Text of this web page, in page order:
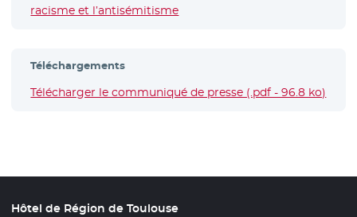
racisme et l’antisémitisme
Téléchargements
Télécharger le communiqué de presse (.pdf - 96.8 ko)
Hôtel de Région de Toulouse